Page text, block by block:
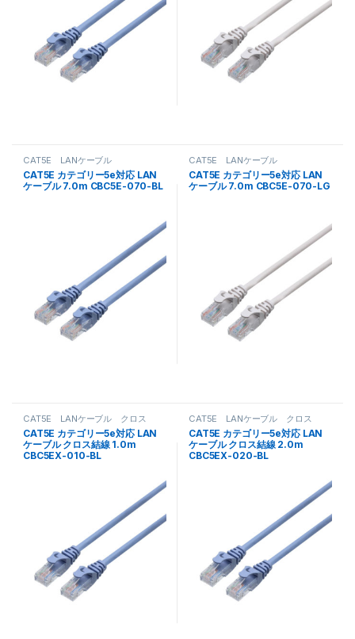
CAT5E LANケーブル
CAT5E カテゴリー5e対応 LAN
ケーブル 7.0m CBC5E-070-BL
CAT5E LANケーブル
CAT5E カテゴリー5e対応 LAN
ケーブル 7.0m CBC5E-070-LG
CAT5E LANケーブル クロス
CAT5E カテゴリー5e対応 LAN
ケーブル クロス結線 1.0m
CBC5EX-010-BL
CAT5E LANケーブル クロス
CAT5E カテゴリー5e対応 LAN
ケーブル クロス結線 2.0m
CBC5EX-020-BL